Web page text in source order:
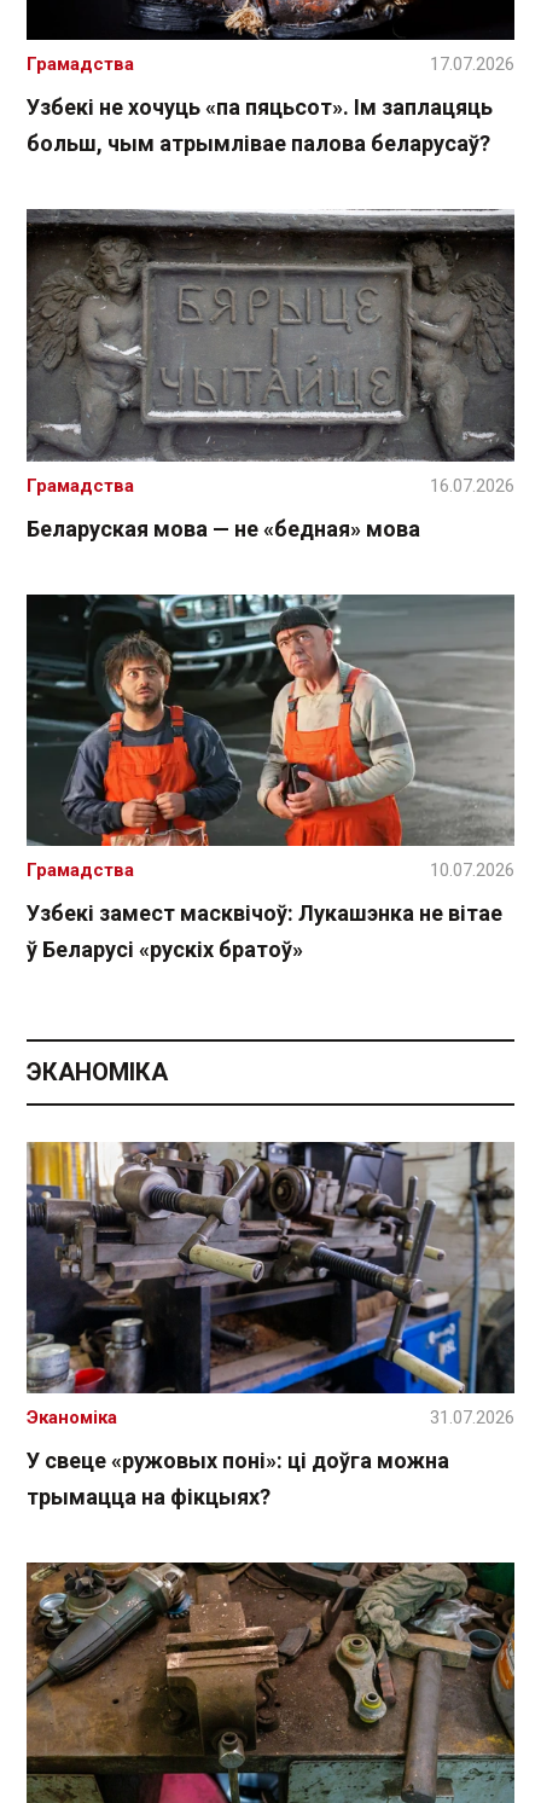
Узбекі не хочуць «па пяцьсот». Ім заплацяць
больш, чым атрымлівае палова беларусаў?
Грамадства 17.07.2026
Беларуская мова — не «бедная» мова
Грамадства 16.07.2026
Узбекі замест масквічоў: Лукашэнка не вітае
ў Беларусі «рускіх братоў»
Грамадства 10.07.2026
ЭКАНОМІКА
У свеце «ружовых поні»: ці доўга можна
трымацца на фікцыях?
Эканоміка 31.07.2026